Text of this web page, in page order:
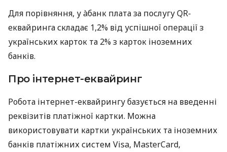
Для порівняння, у àбанк плата за послугу QR-
еквайринга складає 1,2% від успішної операції з
українських карток та 2% з карток іноземних
банків.
Про інтернет-еквайринг
Робота інтернет-еквайрингу базується на введенні
реквізитів платіжної картки. Можна
використовувати картки українських та іноземних
банків платіжних систем Visa, MasterCard,